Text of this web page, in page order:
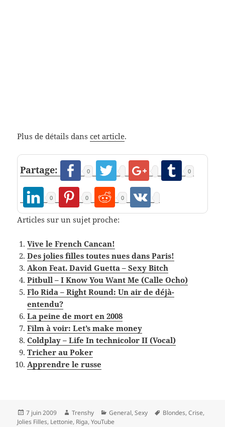
Plus de détails danscet article.
Partage: 0 0
0 0 0
Articles sur un sujet proche:
Vive le French Cancan!
Des jolies filles toutes nues dans Paris!
Akon Feat. David Guetta – Sexy Bitch
Pitbull – I Know You Want Me (Calle Ocho)
Flo Rida – Right Round: Un air de déjà-
entendu?
La peine de mort en 2008
Film à voir: Let’s make money
Coldplay – Life In technicolor II (Vocal)
Tricher au Poker
Apprendre le russe
Publié
le
7 juin 2009 Auteur
Trenshy Catégories
General,Sexy
Mots-
Blondes,Crise,
Jolies Filles, Lettonie, Riga,YouTube